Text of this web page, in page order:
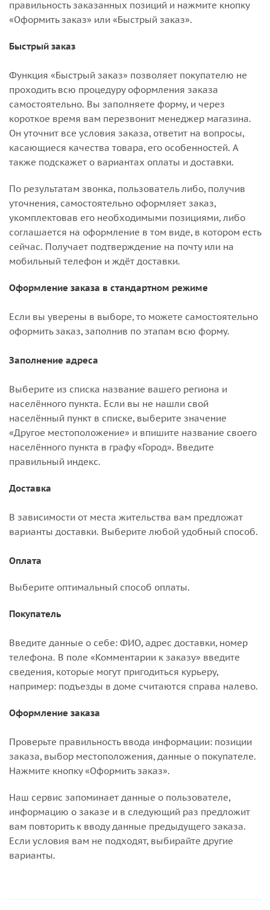
правильность заказанных позиций и нажмите кнопку
«Оформить заказ» или «Быстрый заказ».
Быстрый заказ
Функция «Быстрый заказ» позволяет покупателю не
проходить всю процедуру оформления заказа
самостоятельно. Вы заполняете форму, и через
короткое время вам перезвонит менеджер магазина.
Он уточнит все условия заказа, ответит на вопросы,
касающиеся качества товара, его особенностей. А
также подскажет о вариантах оплаты и доставки.
По результатам звонка, пользователь либо, получив
уточнения, самостоятельно оформляет заказ,
укомплектовав его необходимыми позициями, либо
соглашается на оформление в том виде, в котором есть
сейчас. Получает подтверждение на почту или на
мобильный телефон и ждёт доставки.
Оформление заказа в стандартном режиме
Если вы уверены в выборе, то можете самостоятельно
оформить заказ, заполнив по этапам всю форму.
Заполнение адреса
Выберите из списка название вашего региона и
населённого пункта. Если вы не нашли свой
населённый пункт в списке, выберите значение
«Другое местоположение» и впишите название своего
населённого пункта в графу «Город». Введите
правильный индекс.
Доставка
В зависимости от места жительства вам предложат
варианты доставки. Выберите любой удобный способ.
Оплата
Выберите оптимальный способ оплаты.
Покупатель
Введите данные о себе: ФИО, адрес доставки, номер
телефона. В поле «Комментарии к заказу» введите
сведения, которые могут пригодиться курьеру,
например: подъезды в доме считаются справа налево.
Оформление заказа
Проверьте правильность ввода информации: позиции
заказа, выбор местоположения, данные о покупателе.
Нажмите кнопку «Оформить заказ».
Наш сервис запоминает данные о пользователе,
информацию о заказе и в следующий раз предложит
вам повторить к вводу данные предыдущего заказа.
Если условия вам не подходят, выбирайте другие
варианты.